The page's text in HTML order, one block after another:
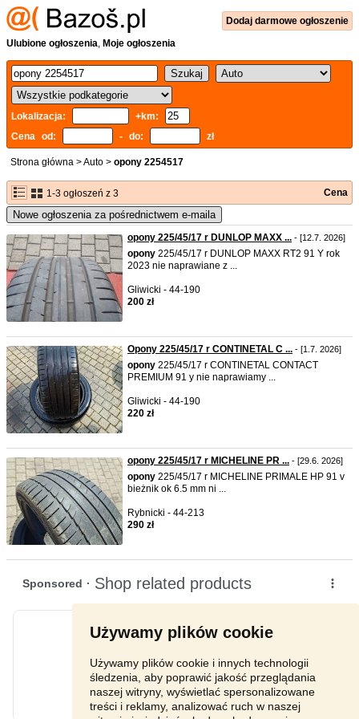
Używamy plików cookie
Używamy plików cookie i innych technologii
śledzenia, aby poprawić jakość przeglądania
naszej witryny, wyświetlać spersonalizowane
treści i reklamy, analizować ruch w naszej
Dodaj darmowe ogłoszenie
Ulubione ogłoszenia, Moje ogłoszenia
Lokalizacja:
+km:
Cena od:
- do: zł
Strona główna >Auto > opony 2254517
1-3 ogłoszeń z 3 Cena
Nowe ogłoszenia za pośrednictwem e-maila
opony 225/45/17 r DUNLOP MAXX ... - [12.7. 2026]
opony 225/45/17 r DUNLOP MAXX RT2 91 Y rok
2023 nie naprawiane z ...
Gliwicki - 44-190
200 zł
Opony 225/45/17 r CONTINETAL C ... - [1.7. 2026]
opony 225/45/17 r CONTINETAL CONTACT
PREMIUM 91 y nie naprawiamy ...
Gliwicki - 44-190
220 zł
opony 225/45/17 r MICHELINE PR ... - [29.6. 2026]
opony 225/45/17 r MICHELINE PRIMALE HP 91 v
bieżnik ok 6.5 mm ni ...
Rybnicki - 44-213
290 zł